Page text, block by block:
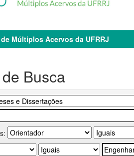
Múltiplos Acervos da UFRRJ
Busca